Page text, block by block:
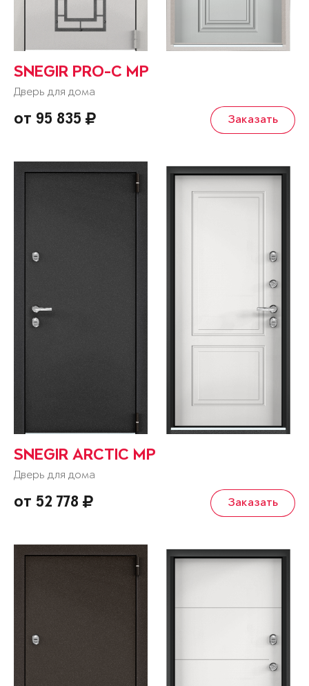
SNEGIR PRO-C MP
Дверь для дома
от 95 835 Заказать
SNEGIR ARCTIC MP
Дверь для дома
от 52 778 Заказать